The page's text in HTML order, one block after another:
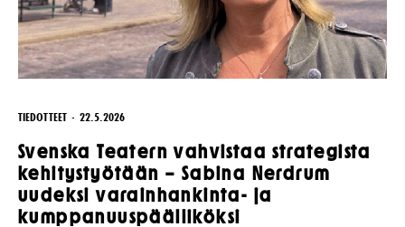
TIEDOTTEET 22.5.2026
Svenska Teatern vahvistaa strategista
kehitystyötään – Sabina Nerdrum
uudeksi varainhankinta- ja
kumppanuuspäälliköksi